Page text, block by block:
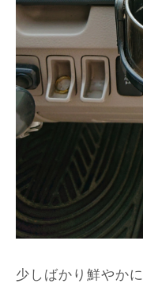
少しばかり鮮やかに